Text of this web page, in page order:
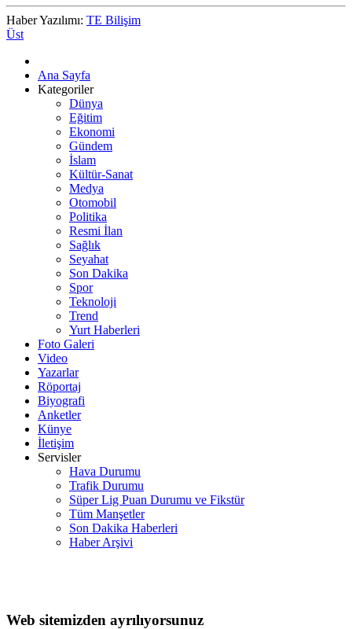
Haber Yazılımı: TE Bilişim
Üst
Ana Sayfa
Kategoriler
Dünya
Eğitim
Ekonomi
Gündem
İslam
Kültür-Sanat
Medya
Otomobil
Politika
Resmi İlan
Sağlık
Seyahat
Son Dakika
Spor
Teknoloji
Trend
Yurt Haberleri
Foto Galeri
Video
Yazarlar
Röportaj
Biyografi
Anketler
Künye
İletişim
Servisler
Hava Durumu
Trafik Durumu
Süper Lig Puan Durumu ve Fikstür
Tüm Manşetler
Son Dakika Haberleri
Haber Arşivi
Web sitemizden ayrılıyorsunuz